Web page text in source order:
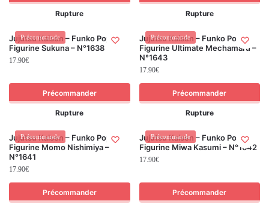
Précommande
Rupture
Jujutsu Kaisen – Funko Pop! –
Figurine Sukuna – N°1638
17.90€
Précommander
Précommande
Rupture
Jujutsu Kaisen – Funko Pop! –
Figurine Ultimate Mechamaru –
N°1643
17.90€
Précommander
Précommande
Rupture
Jujutsu Kaisen – Funko Pop! –
Figurine Momo Nishimiya –
N°1641
17.90€
Précommander
Précommande
Rupture
Jujutsu Kaisen – Funko Pop! –
Figurine Miwa Kasumi – N°1642
17.90€
Précommander